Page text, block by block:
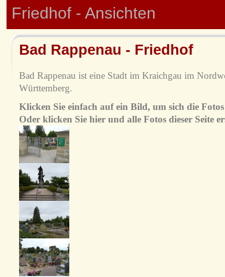
Friedhof - Ansichten
Bad Rappenau - Friedhof
Bad Rappenau ist eine Stadt im Kraichgau im
Württemberg.
Klicken Sie einfach auf ein Bild, um sich die
Oder klicken Sie hier und alle Fotos dieser Seite